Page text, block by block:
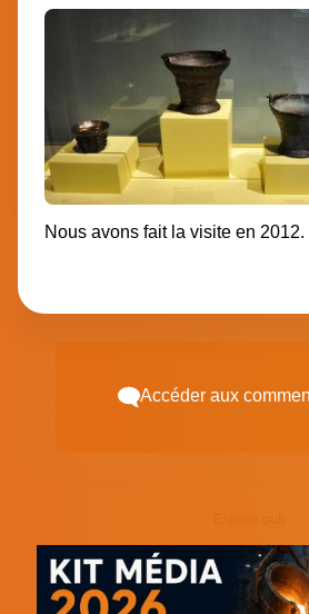
Nous avons fait la visite en 2012.
Accéder aux